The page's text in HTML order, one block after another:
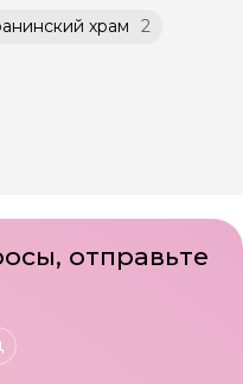
храм 2
отправьте